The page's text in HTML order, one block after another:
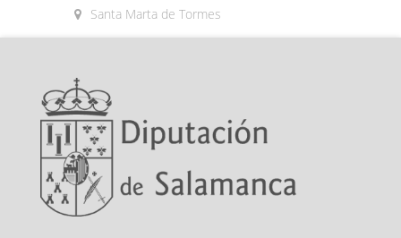
Santa Marta de Tormes